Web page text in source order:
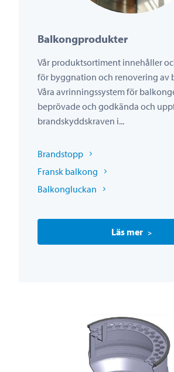
Balkongprodukter
Vår produktsortiment innehåller
för byggnation och renovering av
Våra avrinningssystem för
beprövade och godkända och
brandskyddskraven i...
Brandstopp
Fransk balkong
Balkongluckan
Läs mer